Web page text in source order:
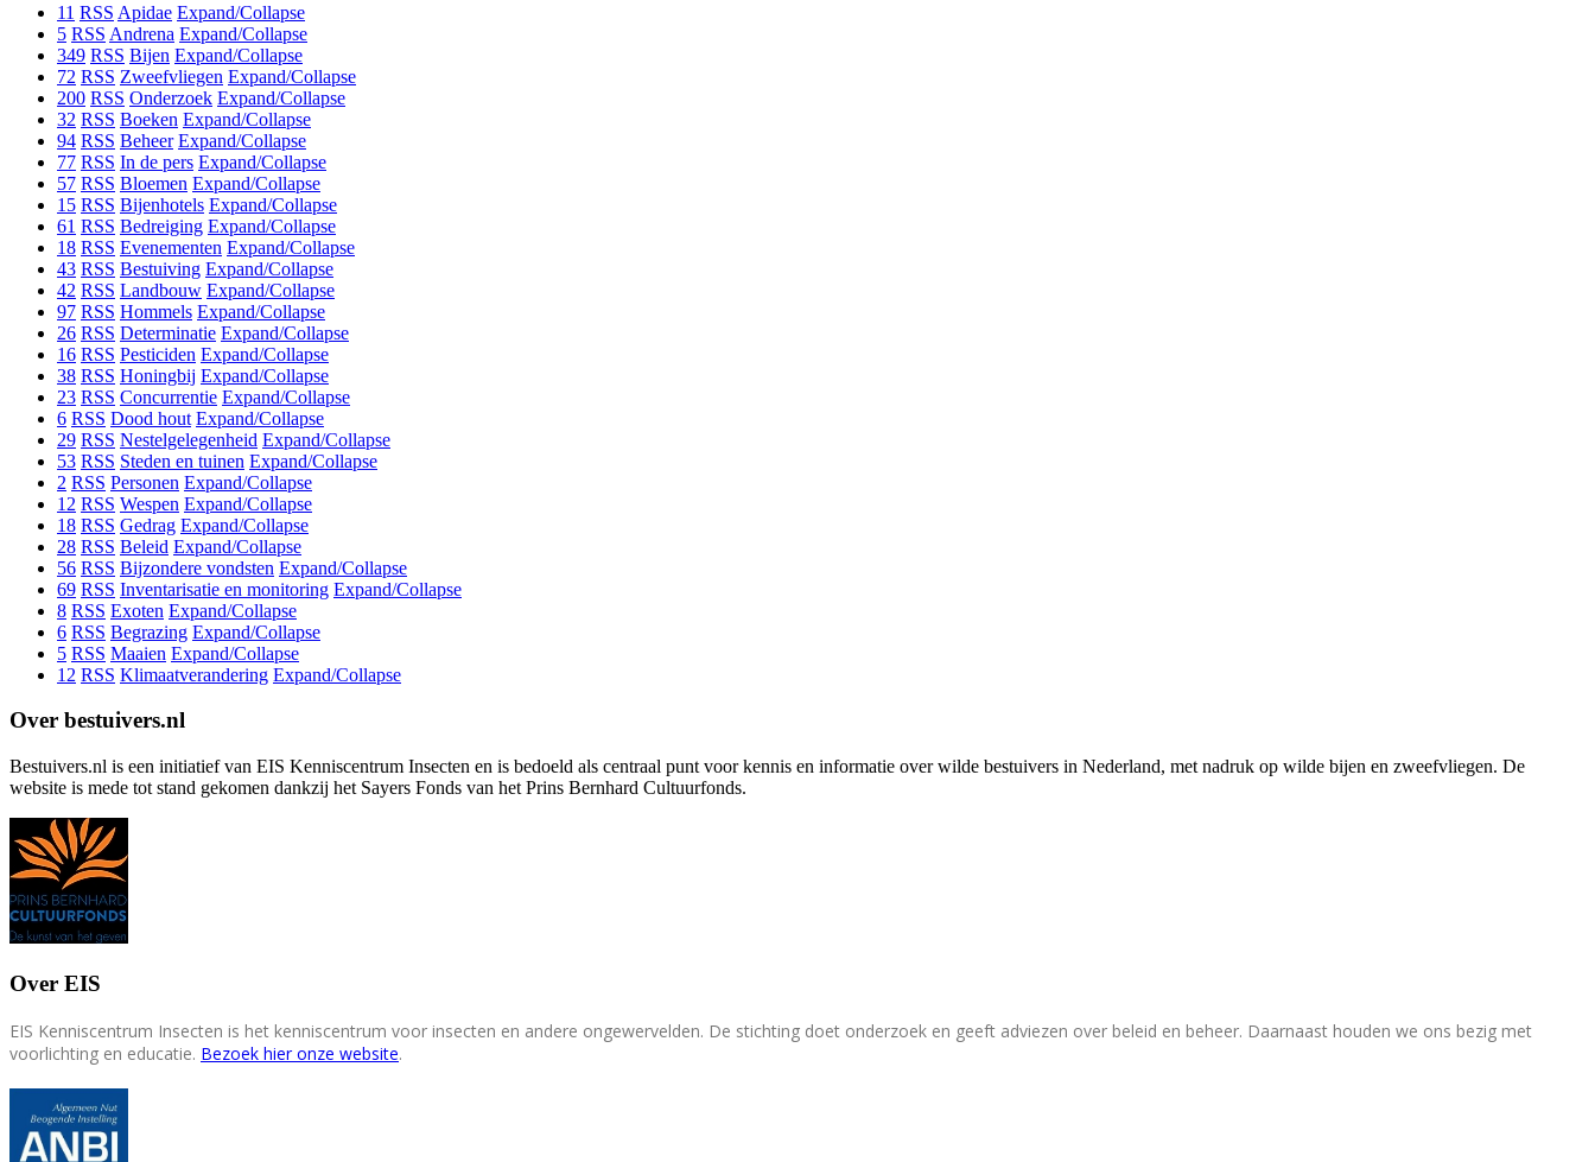
11 RSS Apidae Expand/Collapse
5 RSS Andrena Expand/Collapse
349 RSS Bijen Expand/Collapse
72 RSS Zweefvliegen Expand/Collapse
200 RSS Onderzoek Expand/Collapse
32 RSS Boeken Expand/Collapse
94 RSS Beheer Expand/Collapse
77 RSS In de pers Expand/Collapse
57 RSS Bloemen Expand/Collapse
15 RSS Bijenhotels Expand/Collapse
61 RSS Bedreiging Expand/Collapse
18 RSS Evenementen Expand/Collapse
43 RSS Bestuiving Expand/Collapse
42 RSS Landbouw Expand/Collapse
97 RSS Hommels Expand/Collapse
26 RSS Determinatie Expand/Collapse
16 RSS Pesticiden Expand/Collapse
38 RSS Honingbij Expand/Collapse
23 RSS Concurrentie Expand/Collapse
6 RSS Dood hout Expand/Collapse
29 RSS Nestelgelegenheid Expand/Collapse
53 RSS Steden en tuinen Expand/Collapse
2 RSS Personen Expand/Collapse
12 RSS Wespen Expand/Collapse
18 RSS Gedrag Expand/Collapse
28 RSS Beleid Expand/Collapse
56 RSS Bijzondere vondsten Expand/Collapse
69 RSS Inventarisatie en monitoring Expand/Collapse
8 RSS Exoten Expand/Collapse
6 RSS Begrazing Expand/Collapse
5 RSS Maaien Expand/Collapse
12 RSS Klimaatverandering Expand/Collapse
Over bestuivers.nl
Bestuivers.nl is een initiatief van EIS Kenniscentrum Insecten en is bedoeld als centraal punt voor kennis en informatie over wilde bestuivers in Nederland, met nadruk op wilde bijen en zweefvliegen. De
website is mede tot stand gekomen dankzij het Sayers Fonds van het Prins Bernhard Cultuurfonds.
Over EIS
EIS Kenniscentrum Insecten is het kenniscentrum voor insecten en andere ongewervelden. De stichting doet onderzoek en geeft adviezen over beleid en beheer. Daarnaast houden we ons bezig met
voorlichting en educatie. Bezoek hier onze website.